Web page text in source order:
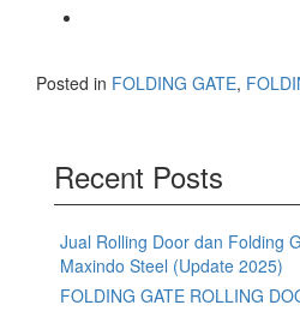
Posted in FOLDING GATE,
Recent Posts
Jual Rolling Door dan Folding
Maxindo Steel (Update 2025)
FOLDING GATE ROLLING